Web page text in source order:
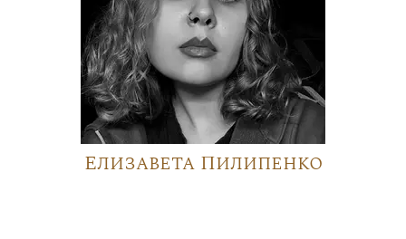
Елизавета Пилипенко